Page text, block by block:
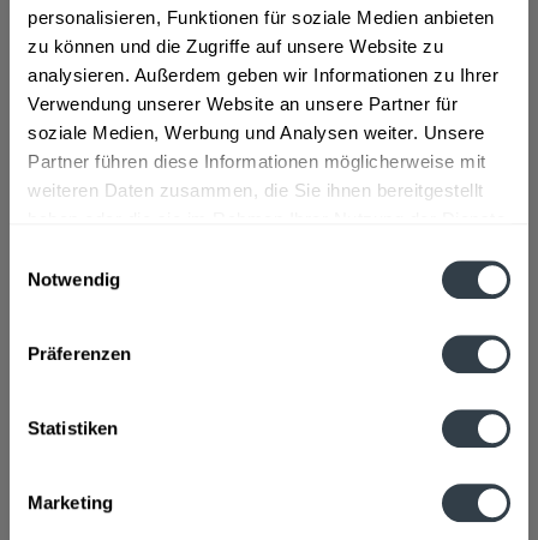
personalisieren, Funktionen für soziale Medien anbieten
zu können und die Zugriffe auf unsere Website zu
analysieren. Außerdem geben wir Informationen zu Ihrer
Verwendung unserer Website an unsere Partner für
soziale Medien, Werbung und Analysen weiter. Unsere
Partner führen diese Informationen möglicherweise mit
weiteren Daten zusammen, die Sie ihnen bereitgestellt
Notwendig
Präferenzen
Statistiken
Marketing
Zutaten und Allergene
Wasser, GERSTENMALZ, Hopfen, Gärungskohlensäure, Hefe
mehr
Lebensmittelunternehmer
Riedenburger Brauhaus, Hammerweg 5, 93339 Riedenburg
Nährwertangaben
Kunden haben sich ebenfalls angesehen